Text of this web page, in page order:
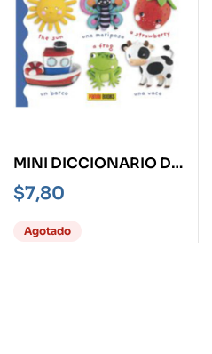
MINI DICCIONARIO DE
LOS BEBES ESPAÑOL-
INGLES
$7,80
Agotado